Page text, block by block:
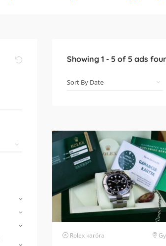
Showing 1 - 5of 5ads
Rolex karóra